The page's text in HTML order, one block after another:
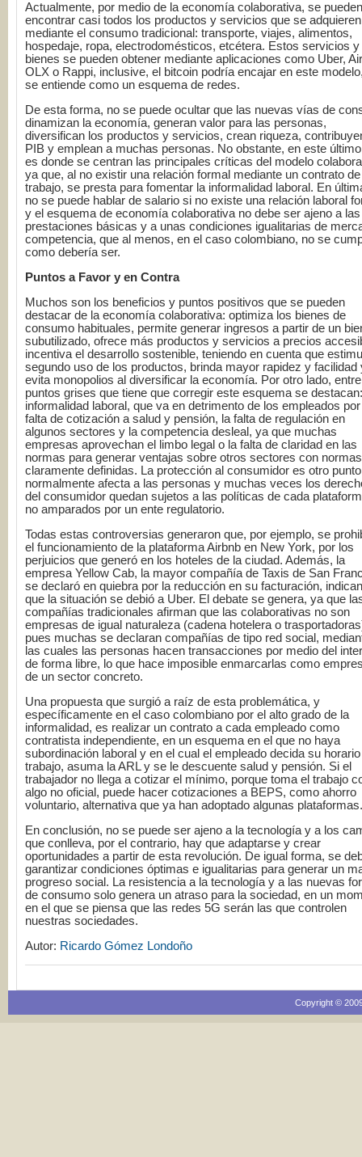
Actualmente, por medio de la economía colaborativa, se pueden
encontrar casi todos los productos y servicios que se adquieren
mediante el consumo tradicional: transporte, viajes, alimentos,
hospedaje, ropa, electrodomésticos, etcétera. Estos servicios y
bienes se pueden obtener mediante aplicaciones como Uber,
OLX o Rappi, inclusive, el bitcoin podría encajar en este
se entiende como un esquema de redes.
De esta forma, no se puede ocultar que las nuevas vías de
dinamizan la economía, generan valor para las personas,
diversifican los productos y servicios, crean riqueza,
PIB y emplean a muchas personas. No obstante, en este
es donde se centran las principales críticas del modelo
ya que, al no existir una relación formal mediante un contrato de
trabajo, se presta para fomentar la informalidad laboral. En
no se puede hablar de salario si no existe una relación laboral
y el esquema de economía colaborativa no debe ser ajeno a las
prestaciones básicas y a unas condiciones igualitarias de
competencia, que al menos, en el caso colombiano, no se
como debería ser.
Puntos a Favor y en Contra
Muchos son los beneficios y puntos positivos que se pueden
destacar de la economía colaborativa: optimiza los bienes de
consumo habituales, permite generar ingresos a partir de un
subutilizado, ofrece más productos y servicios a precios
incentiva el desarrollo sostenible, teniendo en cuenta que
segundo uso de los productos, brinda mayor rapidez y facilidad
evita monopolios al diversificar la economía. Por otro lado,
puntos grises que tiene que corregir este esquema se
informalidad laboral, que va en detrimento de los empleados
falta de cotización a salud y pensión, la falta de regulación en
algunos sectores y la competencia desleal, ya que muchas
empresas aprovechan el limbo legal o la falta de claridad en las
normas para generar ventajas sobre otros sectores con normas
claramente definidas. La protección al consumidor es otro
normalmente afecta a las personas y muchas veces los
del consumidor quedan sujetos a las políticas de cada
no amparados por un ente regulatorio.
Todas estas controversias generaron que, por ejemplo, se
el funcionamiento de la plataforma Airbnb en New York, por los
perjuicios que generó en los hoteles de la ciudad. Además, la
empresa Yellow Cab, la mayor compañía de Taxis de San
se declaró en quiebra por la reducción en su facturación,
que la situación se debió a Uber. El debate se genera, ya que
compañías tradicionales afirman que las colaborativas no son
empresas de igual naturaleza (cadena hotelera o
pues muchas se declaran compañías de tipo red social,
las cuales las personas hacen transacciones por medio del
de forma libre, lo que hace imposible enmarcarlas como
de un sector concreto.
Una propuesta que surgió a raíz de esta problemática, y
específicamente en el caso colombiano por el alto grado de la
informalidad, es realizar un contrato a cada empleado como
contratista independiente, en un esquema en el que no haya
subordinación laboral y en el cual el empleado decida su
trabajo, asuma la ARL y se le descuente salud y pensión. Si el
trabajador no llega a cotizar el mínimo, porque toma el trabajo
algo no oficial, puede hacer cotizaciones a BEPS, como ahorro
voluntario, alternativa que ya han adoptado algunas plataformas.
En conclusión, no se puede ser ajeno a la tecnología y a los
que conlleva, por el contrario, hay que adaptarse y crear
oportunidades a partir de esta revolución. De igual forma, se
garantizar condiciones óptimas e igualitarias para generar un
progreso social. La resistencia a la tecnología y a las nuevas
de consumo solo genera un atraso para la sociedad, en un
en el que se piensa que las redes 5G serán las que controlen
nuestras sociedades.
Autor: Ricardo Gómez Londoño
Copyright ©